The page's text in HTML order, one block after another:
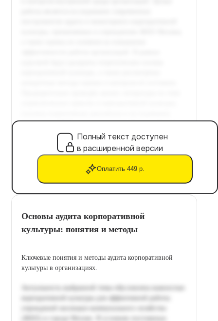
Полный текст доступен
в расширенной версии
Оплатить 449 р.
Основы аудита корпоративной
культуры: понятия и методы
Ключевые понятия и методы аудита корпоративной
культуры в организациях.